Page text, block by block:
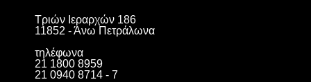
Τριών Ιεραρχών 186
11852 - Άνω Πετράλωνα
τηλέφωνα
21 1800 8959
21 0940 8714 - 7